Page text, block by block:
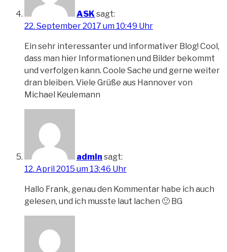
ASK sagt:
22. September 2017 um 10:49 Uhr
Ein sehr interessanter und informativer Blog! Cool,
dass man hier Informationen und Bilder bekommt
und verfolgen kann. Coole Sache und gerne weiter
dran bleiben. Viele Grüße aus Hannover von
Michael Keulemann
admin sagt:
12. April 2015 um 13:46 Uhr
Hallo Frank, genau den Kommentar habe ich auch
gelesen, und ich musste laut lachen 🙂 BG